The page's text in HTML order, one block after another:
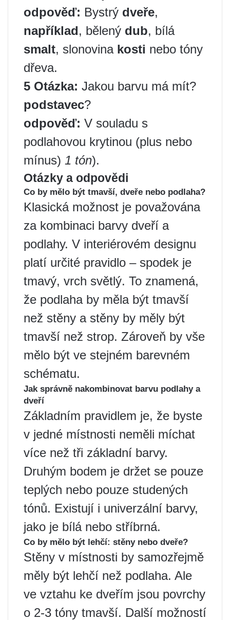
odpověď: Bystrý dveře,
například, bělený dub, bílá
smalt, slonovina kosti nebo tóny
dřeva.
5 Otázka: Jakou barvu má mít?
podstavec?
odpověď: V souladu s
podlahovou krytinou (plus nebo
mínus) 1 tón).
Otázky a odpovědi
Co by mělo být tmavší, dveře nebo podlaha?
Klasická možnost je považována
za kombinaci barvy dveří a
podlahy. V interiérovém designu
platí určité pravidlo – spodek je
tmavý, vrch světlý. To znamená,
že podlaha by měla být tmavší
než stěny a stěny by měly být
tmavší než strop. Zároveň by vše
mělo být ve stejném barevném
schématu.
Jak správně nakombinovat barvu podlahy a
dveří
Základním pravidlem je, že byste
v jedné místnosti neměli míchat
více než tři základní barvy.
Druhým bodem je držet se pouze
teplých nebo pouze studených
tónů. Existují i ​​univerzální barvy,
jako je bílá nebo stříbrná.
Co by mělo být lehčí: stěny nebo dveře?
Stěny v místnosti by samozřejmě
měly být lehčí než podlaha. Ale
ve vztahu ke dveřím jsou povrchy
o 2-3 tóny tmavší. Další možností